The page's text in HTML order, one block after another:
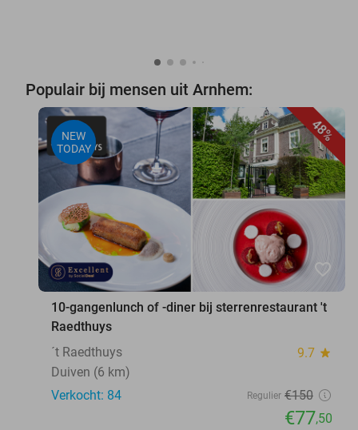
Populair bij mensen uit Arnhem:
48%
NEW
TODAY
favorite_border
10-gangenlunch of -diner bij sterrenrestaurant 't
Raedthuys
´t Raedthuys
9.7 star
Duiven (6 km)
Verkocht: 84
Regulier €150
€77,50